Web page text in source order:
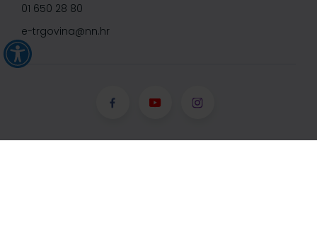
01 650 28 80
e-trgovina@nn.hr